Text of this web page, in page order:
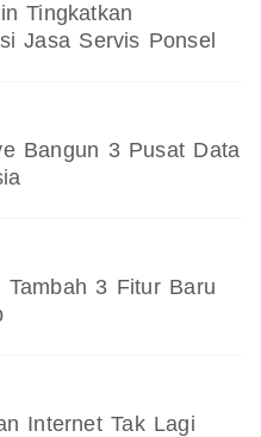
Tingkatkan
Jasa Servis Ponsel
Bangun 3 Pusat Data
Tambah 3 Fitur Baru
Internet Tak Lagi